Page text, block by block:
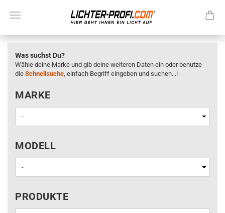
Was suchst Du?
Wähle deine Marke und gib deine weiteren Daten ein oder benutze
die Schnellsuche, einfach Begriff eingeben und suchen...!
MARKE
MARKE
MODELL
MODELL
PRODUKTE
PRODUKTE